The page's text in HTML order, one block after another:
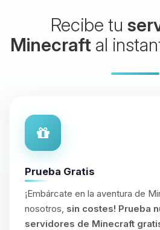
Recibe tu
Minecraft al
Prueba Gratis
¡Embárcate en la aventura de
nosotros, sin costes! Prueba
servidores de Minecraft